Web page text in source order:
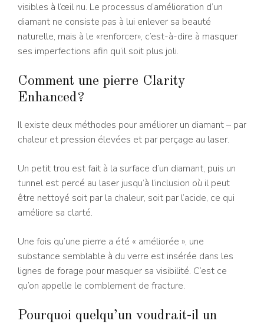
visibles à l’œil nu. Le processus d’amélioration d’un
diamant ne consiste pas à lui enlever sa beauté
naturelle, mais à le «renforcer», c’est-à-dire à masquer
ses imperfections afin qu’il soit plus joli.
Comment une pierre Clarity
Enhanced?
Il existe deux méthodes pour améliorer un diamant – par
chaleur et pression élevées et par perçage au laser.
Un petit trou est fait à la surface d’un diamant, puis un
tunnel est percé au laser jusqu’à l’inclusion où il peut
être nettoyé soit par la chaleur, soit par l’acide, ce qui
améliore sa clarté.
Une fois qu’une pierre a été « améliorée », une
substance semblable à du verre est insérée dans les
lignes de forage pour masquer sa visibilité. C’est ce
qu’on appelle le comblement de fracture.
Pourquoi quelqu’un voudrait-il un